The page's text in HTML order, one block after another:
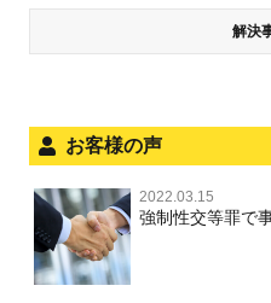
風営法・風適法
文書偽造・偽造
犯罪収益移転防止法違反
ストーカー事件
銃刀法違反
児童虐待・保護責任者遺棄
文書偽造・偽造文書行使
不正競争防止法
法人と刑事事件（脱税関係
解決
お客様の声
2022.03.15
強制性交等罪で